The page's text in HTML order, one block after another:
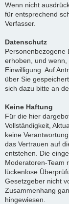
Wenn nicht
für entsprechend
Verfasser.
Datenschutz
Personenbezogene
erhoben, und
Einwilligung. Auf
über Sie
sich dazu bitte an
Keine Haftung
Für die hier
Vollständigkeit,
keine
das Vertrauen auf
entstehen. Die
Moderatoren-Team
lückenlose
Gesetzgeber nicht
Zusammenhang
hingewiesen.